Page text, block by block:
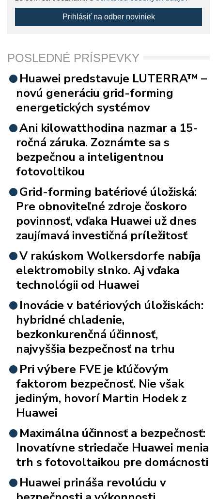
Prihlásiť na odber noviniek
POSLEDNÉ PRÍSPEVKY
Huawei predstavuje LUTERRA™ –
novú generáciu grid-forming
energetických systémov
Ani kilowatthodina nazmar a 15-
ročná záruka. Zoznámte sa s
bezpečnou a inteligentnou
fotovoltikou
Grid-forming batériové úložiská:
Pre obnoviteľné zdroje čoskoro
povinnosť, vďaka Huawei už dnes
zaujímavá investičná príležitosť
V rakúskom Wolkersdorfe nabíja
elektromobily slnko. Aj vďaka
technológii od Huawei
Inovácie v batériových úložiskách:
hybridné chladenie,
bezkonkurenčná účinnosť,
najvyššia bezpečnosť na trhu
Pri výbere FVE je kľúčovým
faktorom bezpečnosť. Nie však
jediným, hovorí Martin Hodek z
Huawei
Maximálna účinnosť a bezpečnosť:
Inovatívne striedače Huawei menia
trh s fotovoltaikou pre domácnosti
Huawei prináša revolúciu v